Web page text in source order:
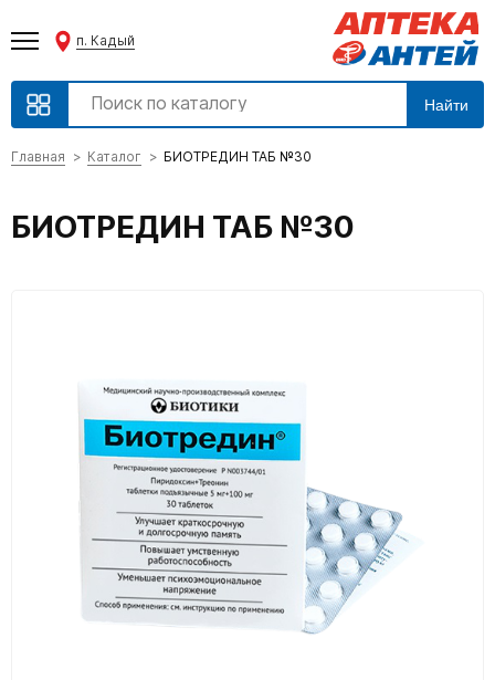
п. Кадый
Найти
Главная Каталог БИОТРЕДИН ТАБ №30
БИОТРЕДИН ТАБ №30